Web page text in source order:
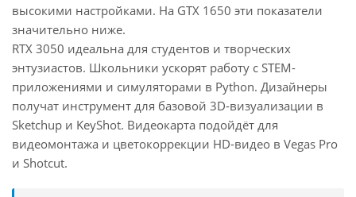
высокими настройками. На GTX 1650 эти показатели
значительно ниже.
RTX 3050 идеальна для студентов и творческих
энтузиастов. Школьники ускорят работу с STEM-
приложениями и симуляторами в Python. Дизайнеры
получат инструмент для базовой 3D-визуализации в
Sketchup и KeyShot. Видеокарта подойдёт для
видеомонтажа и цветокоррекции HD-видео в Vegas Pro
и Shotcut.